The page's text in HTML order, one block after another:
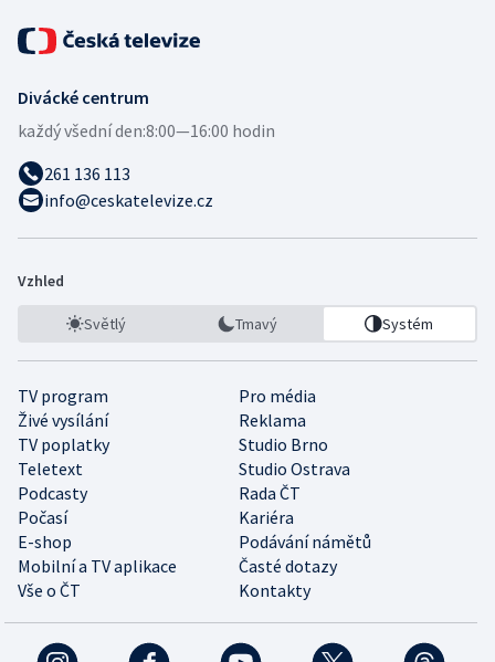
Divácké centrum
každý všední den:8:00—16:00 hodin
261 136 113
info@ceskatelevize.cz
Vzhled
Světlý Tmavý Systém
TV program
Pro média
Živé vysílání
Reklama
TV poplatky
Studio Brno
Teletext
Studio Ostrava
Podcasty
Rada ČT
Počasí
Kariéra
E-shop
Podávání námětů
Mobilní a TV aplikace
Časté dotazy
Vše o ČT
Kontakty